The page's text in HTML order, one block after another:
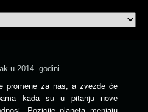
u 2014. godini
promene za nas, a zvezde će
kada su u pitanju nove